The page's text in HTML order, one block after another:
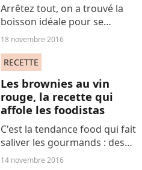
Arrêtez tout, on a trouvé la
boisson idéale pour se
mettre dans l'esprit de Noël.
cranberry et paillettes, un
cocktail délicieux et parfait
pour oublier...
18 novembre 2016
RECETTE
Les brownies au vin
rouge, la recette qui
affole les foodistas
C'est la tendance food qui fait
saliver les gourmands : des
brownies au chocolat qui
14 novembre 2016